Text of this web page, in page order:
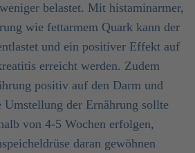
belastet. Mit histaminarmer,
wie fettarmem Quark kann der
und ein positiver Effekt auf
erreicht werden. Zudem
positiv auf den Darm und
Umstellung der Ernährung sollte
von 4-5 Wochen erfolgen,
daran gewöhnen